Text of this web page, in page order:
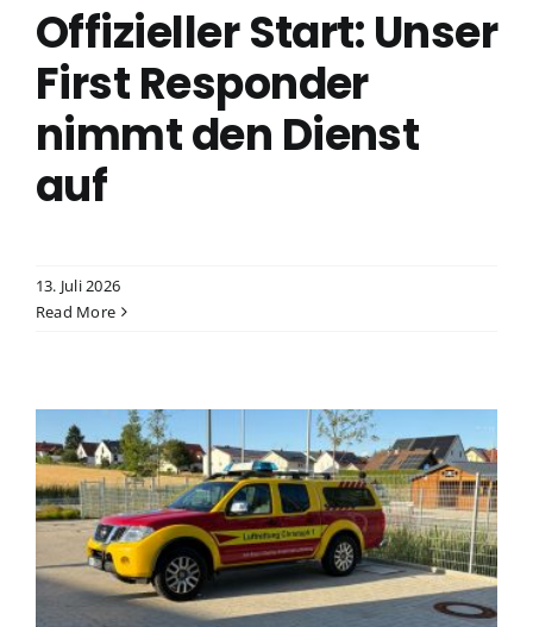
Offizieller Start: Unser
First Responder
nimmt den Dienst
auf
13. Juli 2026
Read More